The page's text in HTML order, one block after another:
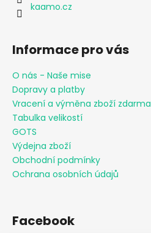
kaamo.cz
Informace pro vás
O nás - Naše mise
Dopravy a platby
Vracení a výměna zboží zdarma
Tabulka velikostí
GOTS
Výdejna zboží
Obchodní podmínky
Ochrana osobních údajů
Facebook